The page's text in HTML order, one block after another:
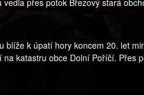
přes potok Březový stará
blíže k úpatí hory koncem 20. let
katastru obce Dolní Poříčí. Přes